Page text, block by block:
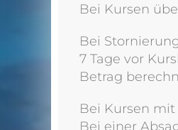
Bei Kursen
Bei
7 Tage vor
Betrag
Bei Kursen
Bei einer